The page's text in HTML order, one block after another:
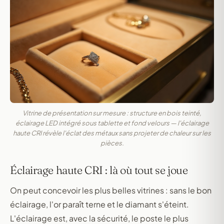
Vitrine de présentation sur mesure : structure en bois teinté,
éclairage LED intégré sous tablette et fond velours — l'éclairage
haute CRI révèle l'éclat des métaux sans projeter de chaleur sur les
pièces.
Éclairage haute CRI : là où tout se joue
On peut concevoir les plus belles vitrines : sans le bon
éclairage, l'or paraît terne et le diamant s'éteint.
L'éclairage est, avec la sécurité, le poste le plus